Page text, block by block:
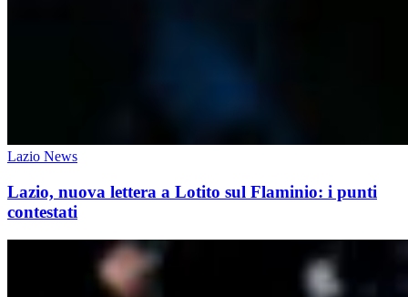
Lazio News
Lazio, nuova lettera a Lotito sul Flaminio: i punti
contestati